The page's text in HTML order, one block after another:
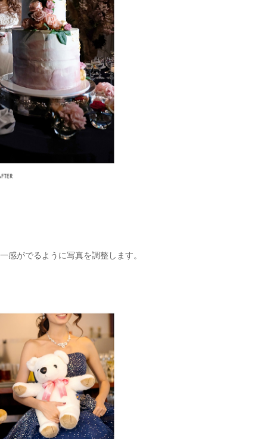
感がでるように写真を調整します。